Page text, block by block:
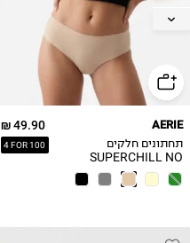
L
49.90 ₪
4 FOR 100
AERIE
תחתונים חלקים
SUPERCHILL NO
SHOW